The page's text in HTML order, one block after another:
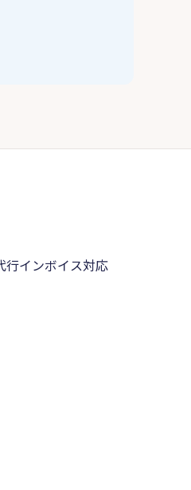
行インボイス対応